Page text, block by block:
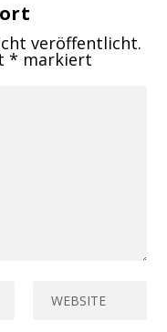
veröffentlicht.
* markiert